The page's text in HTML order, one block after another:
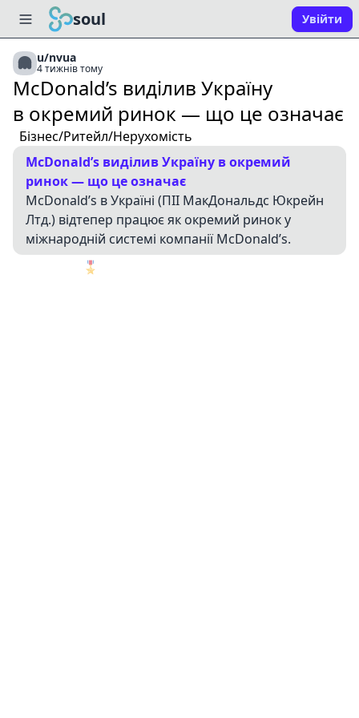
soul Увійти
u/nvua
4 тижнів тому
McDonald’s виділив Україну
в окремий ринок — що це означає
Бізнес/Ритейл/Нерухомість
McDonald’s виділив Україну в окремий
ринок — що це означає
McDonald’s в Україні (ПІІ МакДональдс Юкрейн
Лтд.) відтепер працює як окремий ринок у
міжнародній системі компанії McDonald’s.
🎖️